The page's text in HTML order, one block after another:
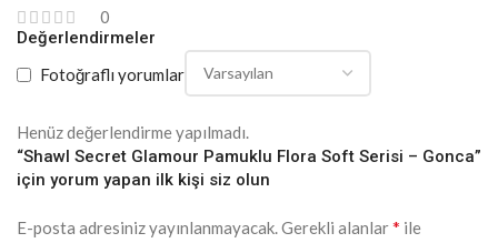
0
Değerlendirmeler
Fotoğraflı yorumlar
Henüz değerlendirme yapılmadı.
“Shawl Secret Glamour Pamuklu Flora Soft Serisi – Gonca”
için yorum yapan ilk kişi siz olun
E-posta adresiniz yayınlanmayacak.Gerekli alanlar* ile